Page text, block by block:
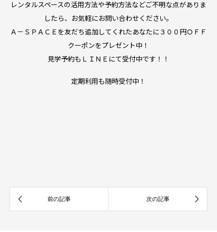
レンタルスペースの活用方法や予約方法などご不明な点がありま
したら、お気軽にお問い合わせください。
Ａ－ＳＰＡＣＥを友だち追加してくれたあなたに３００円ＯＦＦ
クーポンをプレゼント中！
見学予約もＬＩＮＥにて受付中です！！
定期利用も随時受付中！